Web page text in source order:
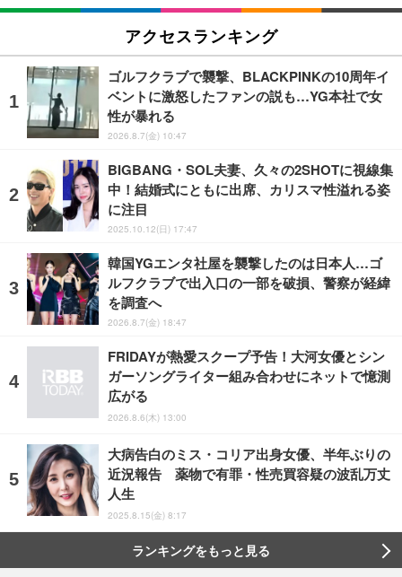
アクセスランキング
ゴルフクラブで襲撃、BLACKPINKの10周年イ
ベントに激怒したファンの説も…YG本社で女
性が暴れる
2026.8.7(金) 10:47
BIGBANG・SOL夫妻、久々の2SHOTに視線集
中！結婚式にともに出席、カリスマ性溢れる姿
に注目
2025.10.12(日) 17:47
韓国YGエンタ社屋を襲撃したのは日本人…ゴ
ルフクラブで出入口の一部を破損、警察が経緯
を調査へ
2026.8.7(金) 18:47
FRIDAYが熱愛スクープ予告！大河女優とシン
ガーソングライター組み合わせにネットで憶測
広がる
2026.8.6(木) 13:00
大病告白のミス・コリア出身女優、半年ぶりの
近況報告 薬物で有罪・性売買容疑の波乱万丈
人生
2025.8.15(金) 8:17
ランキングをもっと見る